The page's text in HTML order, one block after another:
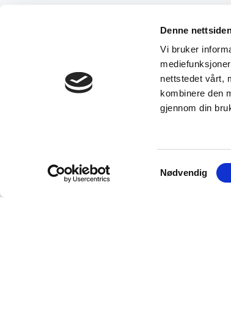
Denne
Vi bruker
nettstedet vårt,
kombinere den
gjennom din
Samtykkevalg
Nødvendig